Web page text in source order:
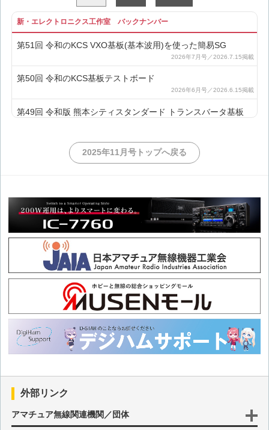
新・エレクトロニクス工作室 バックナンバー
第51回 令和のKCS VXO基板(基本波用)を使った簡易SG
第50回 令和のKCS基板テストボード
第49回 令和版 熊本シティスタンダード トランスバータ基板
第48回 令和のKCS VXO基板(逓倍用)を使った簡易SG
第46回 令和版 熊本シティスタンダードSSBジェネレータ
第45回 クリスタルフィルタチェッカ その2
第44回 クリスタルフィルタチェッカ その1
第43回 基板で作るクリスタルフィルタ
第42回 基板で作るアッテネータ その2
第41回 疑似音声用アンプ＆スピーカ
第40回 50MHz用ミニリニア(その1 2SC1970)
2025年11月号トップへ戻る
外部リンク
アマチュア無線関連機関／団体